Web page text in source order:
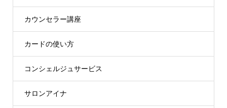
カウンセラー講座
カードの使い方
コンシェルジュサービス
サロンアイナ